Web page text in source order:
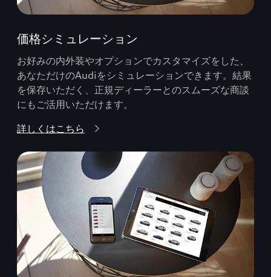
価格シミュレーション
お好みの内外装やオプションでカスタマイズをした、
あなただけのAudiをシミュレーションできます。結果
を保存いただく、正規ディーラーとのスムーズな商談
にもご活用いただけます。
詳しくはこちら